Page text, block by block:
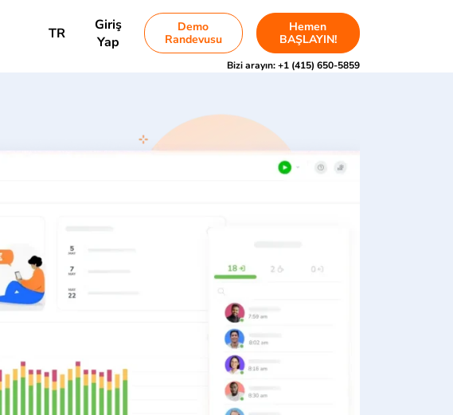
TR
Giriş
Yap
Demo
Randevusu
Hemen
BAŞLAYIN!
Bizi arayın:+1 (415) 650-5859